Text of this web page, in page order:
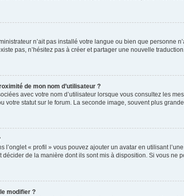
n’ait pas installé votre langue ou bien que
pas, n’hésitez pas à créer et partager une nouvelle
de mon nom d’utilisateur ?
avec votre nom d’utilisateur lorsque vous consultez les
votre statut sur le forum. La seconde image, souvent plus
l’onglet « profil » vous pouvez ajouter un avatar en utilisant
de la manière dont ils sont mis à disposition. Si vous ne
modifier ?